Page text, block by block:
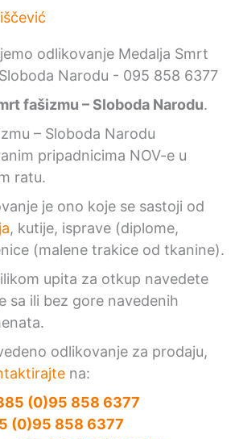
fašizmu – Sloboda Narodu.
– Sloboda Narodu
pripadnicima NOV-e u
ratu.
je ono koje se sastoji od
, kutije, isprave (diplome,
(malene trakice od tkanine).
upita za otkup navedete
sa ili bez gore navedenih
odlikovanje za prodaju,
na:
(0)95 858 6377
(0)95 858 6377